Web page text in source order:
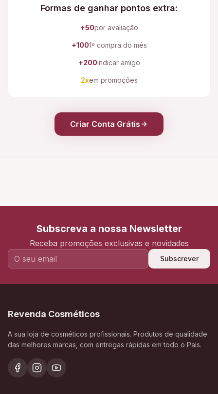
Formas de ganhar pontos extra:
+50por avaliação
+1001ª compra do mês
+200indicar amigo
2xem promoções
Criar Conta Grátis
Subscreva a nossa Newsletter
Receba promoções exclusivas e novidades
Subscrever
Revenda Cosméticos
A sua loja de cosméticos profissionais. Produtos de qualidade
das melhores marcas, com entregas rápidas em todo o Pais.